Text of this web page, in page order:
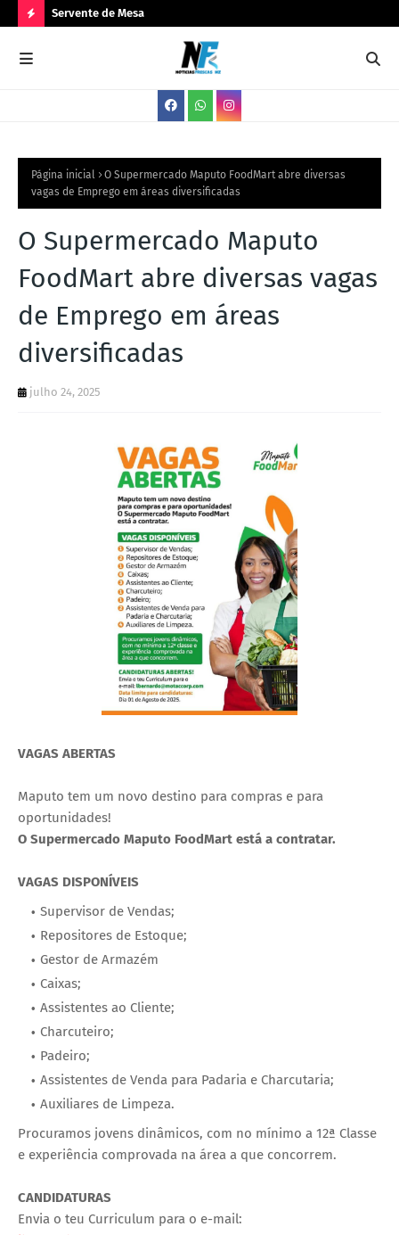
O
V
S
Servente de Mesa
Página inicial
O Supermercado Maputo FoodMart abre diversas
vagas de Emprego em áreas diversificadas
O Supermercado Maputo
FoodMart abre diversas vagas
de Emprego em áreas
diversificadas
julho 24, 2025
VAGAS ABERTAS
Maputo tem um novo destino para compras e para
oportunidades!
O Supermercado Maputo FoodMart está a contratar.
VAGAS DISPONÍVEIS
Supervisor de Vendas;
Repositores de Estoque;
Gestor de Armazém
Caixas;
Assistentes ao Cliente;
Charcuteiro;
Padeiro;
Assistentes de Venda para Padaria e Charcutaria;
Auxiliares de Limpeza.
Procuramos jovens dinâmicos, com no mínimo a 12ª Classe
e experiência comprovada na área a que concorrem.
CANDIDATURAS
Envia o teu Curriculum para o e-mail: